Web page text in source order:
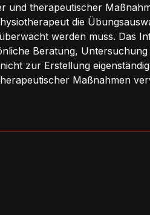
therapeutischer
die
werden muss. Das
Beratung,
zur Erstellung
Maßnahmen